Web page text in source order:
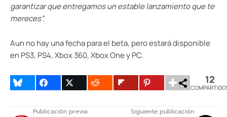
garantizar que entregamos un estable lanzamiento que te
mereces”.
Aun no hay una fecha para el beta, pero estará disponible
en PS3, PS4, Xbox 360, Xbox One y PC.
12
Publicación previa Siguiente publicación